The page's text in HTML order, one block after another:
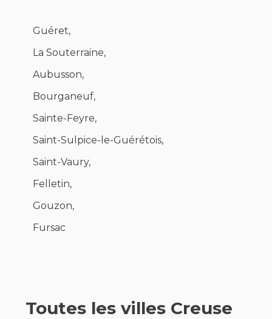
Guéret,
La Souterraine,
Aubusson,
Bourganeuf,
Sainte-Feyre,
Saint-Sulpice-le-Guérétois,
Saint-Vaury,
Felletin,
Gouzon,
Fursac
Toutes les villes Creuse